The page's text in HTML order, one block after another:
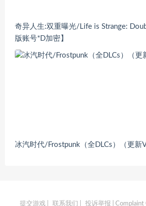
奇异人生:双重曝光/Life is Strange:
版账号*D加密】
冰汽时代/Frostpunk（全DLCs）（更新
提交游戏| 联系我们 投诉举报 | Complaint